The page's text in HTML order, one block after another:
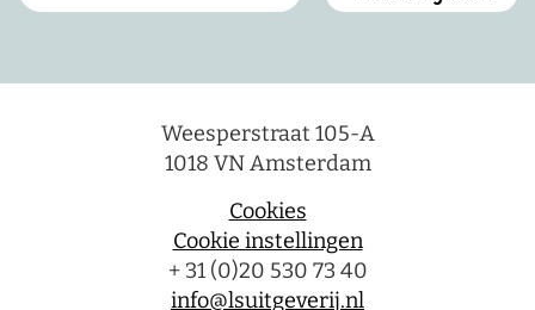
Weesperstraat 105-A
1018 VN Amsterdam
Cookies
Cookie instellingen
+ 31 (0)20 530 73 40
info@lsuitgeverij.nl